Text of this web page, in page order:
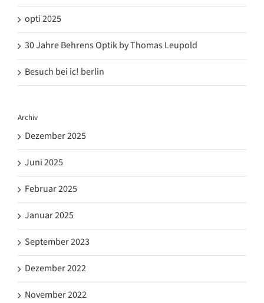
opti 2025
30 Jahre Behrens Optik by Thomas Leupold
Besuch bei ic! berlin
Archiv
Dezember 2025
Juni 2025
Februar 2025
Januar 2025
September 2023
Dezember 2022
November 2022